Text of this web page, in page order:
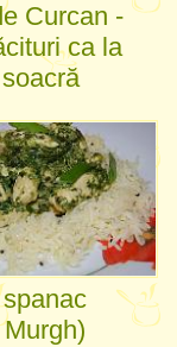
Curcan -
ca la